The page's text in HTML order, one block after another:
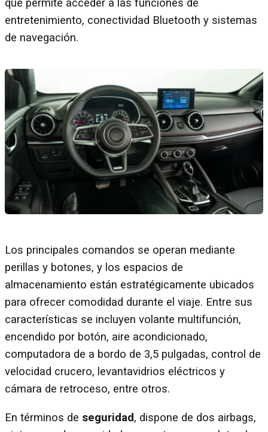
que permite acceder a las funciones de
entretenimiento, conectividad Bluetooth y sistemas
de navegación.
Los principales comandos se operan mediante
perillas y botones, y los espacios de
almacenamiento están estratégicamente ubicados
para ofrecer comodidad durante el viaje. Entre sus
características se incluyen volante multifunción,
encendido por botón, aire acondicionado,
computadora de a bordo de 3,5 pulgadas, control de
velocidad crucero, levantavidrios eléctricos y
cámara de retroceso, entre otros.
En términos de seguridad, dispone de dos airbags,